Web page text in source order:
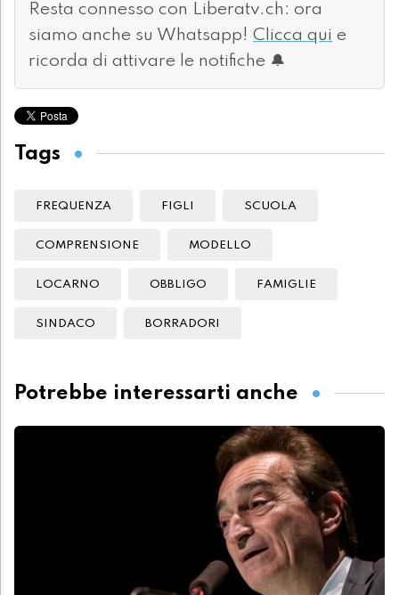
Resta connesso con Liberatv.ch: ora
siamo anche su Whatsapp! Clicca qui e
ricorda di attivare le notifiche 🔔
Tags
FREQUENZA FIGLI SCUOLA
COMPRENSIONE MODELLO
LOCARNO OBBLIGO FAMIGLIE
SINDACO BORRADORI
Potrebbe interessarti anche